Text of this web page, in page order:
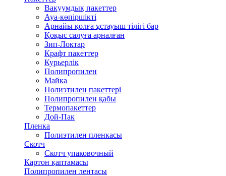
Вакуумдық пакеттер
Ауа-көпіршікті
Арнайы қолға ұстауыш тілігі бар
Қоқыс салуға арналған
Зип-Локтар
Крафт пакеттер
Курьерлік
Полипропилен
Майка
Полиэтилен пакеттері
Полипропилен қабы
Термопакеттер
Дой-Пак
Пленка
Полиэтилен пленкасы
Скотч
Скотч упаковочный
Картон қаптамасы
Полипропилен лентасы